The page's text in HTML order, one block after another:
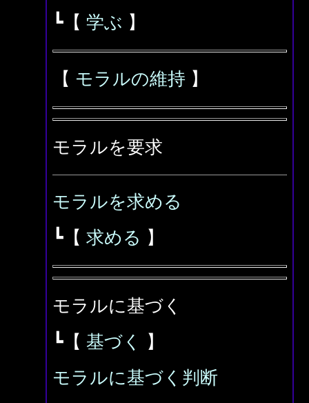
┗【 学ぶ 】
【 モラルの維持 】
モラルを要求
モラルを求める
┗【 求める 】
モラルに基づく
┗【 基づく
】
モラルに基づく判断